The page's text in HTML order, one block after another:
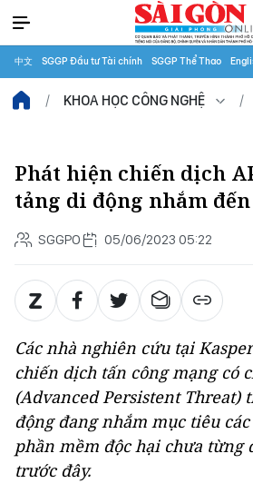
中文 SGGP Đầu tư Tài chính SGGP Thể Thao
KHOA HỌC CÔNG NGHỆ
Phát hiện chiến dịch
tảng di động nhắm
SGGPO 05/06/2023 05:22
Các nhà nghiên cứu tại
chiến dịch tấn công mạng có
(Advanced Persistent Threat)
động đang nhắm mục tiêu
phần mềm độc hại chưa từng
trước đây.